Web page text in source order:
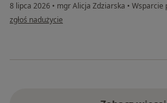
8 lipca 2026 • mgr Alicja Zdziarska • Wsparcie
w opinii użytkownika Kacper
zgłoś nadużycie